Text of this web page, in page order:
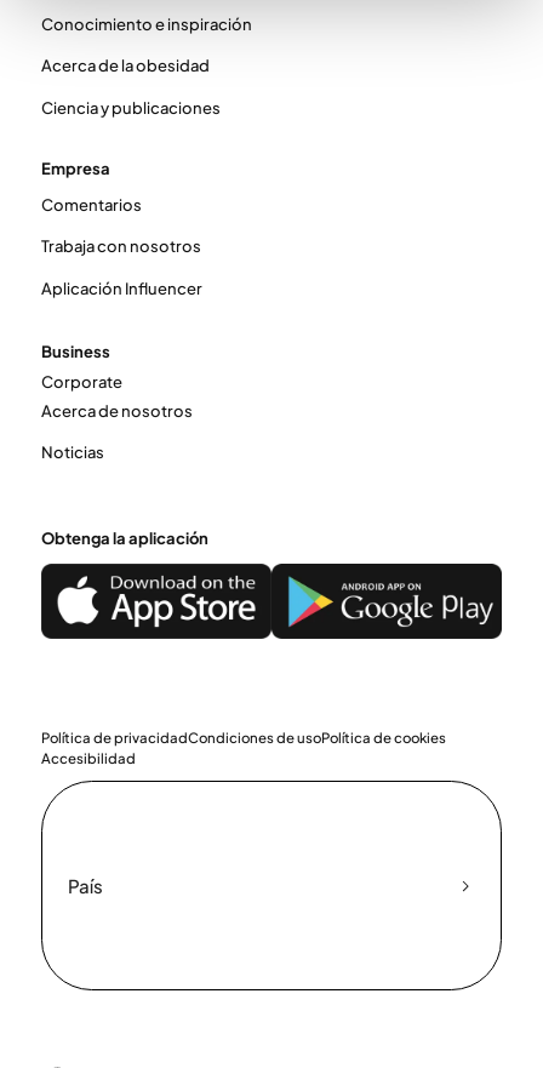
Conocimiento e inspiración
Acerca de la obesidad
Ciencia y publicaciones
Empresa
Comentarios
Trabaja con nosotros
Aplicación Influencer
Business
Corporate
Acerca de nosotros
Noticias
Obtenga la aplicación
Política de privacidadCondiciones de usoPolítica de cookies
Accesibilidad
País